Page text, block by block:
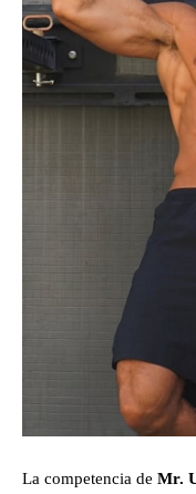
La competencia de Mr.